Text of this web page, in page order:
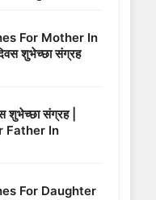
For Mother In
शुभेच्छा संग्रह
शुभेच्छा संग्रह |
Father In
For Daughter